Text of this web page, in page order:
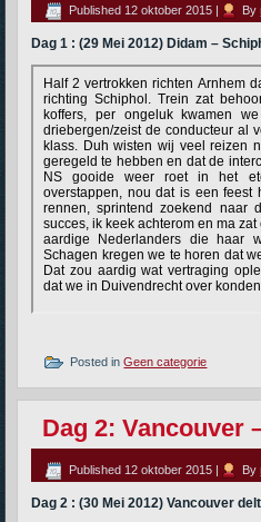
Published 12 oktober 2015 | By
Dag 1 : (29 Mei 2012) Didam –
Posted in Geen categorie
Dag 2: Vancouver
Published 12 oktober 2015 | By
Dag 2 : (30 Mei 2012) Vancouver